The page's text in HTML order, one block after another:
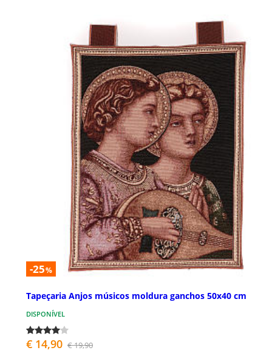
-25%
Tapeçaria Anjos músicos moldura ganchos 50x40 cm
DISPONÍVEL
€ 14,90 € 19,90